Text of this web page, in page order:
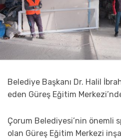
Belediye Başkanı Dr. Halil
eden Güreş Eğitim
Çorum Belediyesi’nin önemli
olan Güreş Eğitim Merkezi